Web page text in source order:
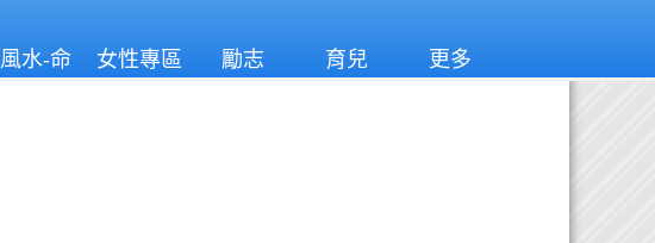
風水-命
女性專區 勵志 育兒 更多